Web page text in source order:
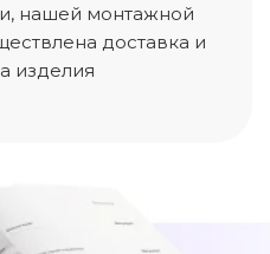
нашей монтажной
доставка и
изделия